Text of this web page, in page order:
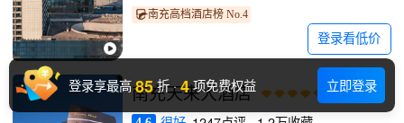
南充高档酒店榜 No.4
登录看低价
南充天来大酒店
登录享最高 85 折 · 4 项免费权益 立即登录